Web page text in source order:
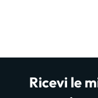
Ricevi le